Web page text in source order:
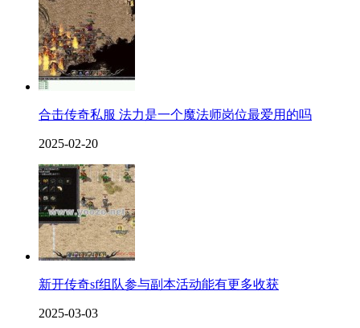
合击传奇私服 法力是一个魔法师岗位最爱用的吗
2025-02-20
新开传奇sf组队参与副本活动能有更多收获
2025-03-03